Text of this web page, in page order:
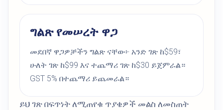
ግልጽ የመሠረት ዋጋ
መደበኛ ዋጋዎቻችን ግልጽ ናቸው፦ አንድ ገጽ ከ$59፣
ሁለት ገጽ ከ$99 እና ተጨማሪ ገጽ ከ$30 ይጀምራል።
GST 5% በተጨማሪ ይጨመራል።
ይህ ገጽ በፍጥነት ለሚጠየቁ ጥያቄዎች መልስ ለመስጠት